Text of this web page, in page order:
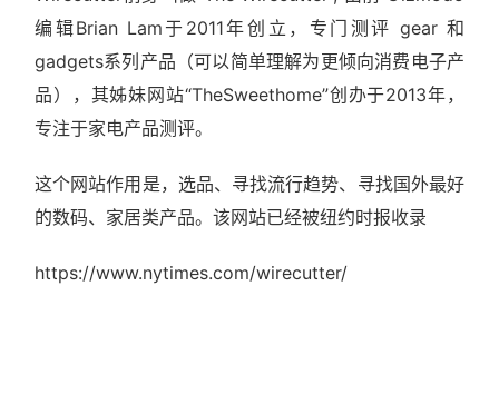
编辑Brian Lam于2011年创立，专门测评 gear 和
gadgets系列产品（可以简单理解为更倾向消费电子产
品），其姊妹网站“TheSweethome”创办于2013年，
专注于家电产品测评。
这个网站作用是，选品、寻找流行趋势、寻找国外最好
的数码、家居类产品。该网站已经被纽约时报收录
https://www.nytimes.com/wirecutter/